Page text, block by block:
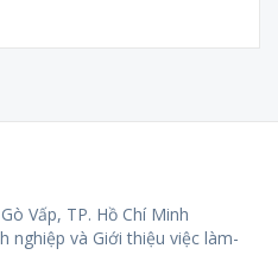
Vấp, TP. Hồ Chí Minh
nghiệp và Giới thiệu việc làm-